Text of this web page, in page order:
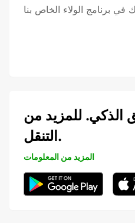
في برنامج الولاء الخاص بنا
الذكي. للمزيد من
التنقل.
المزيد من المعلومات